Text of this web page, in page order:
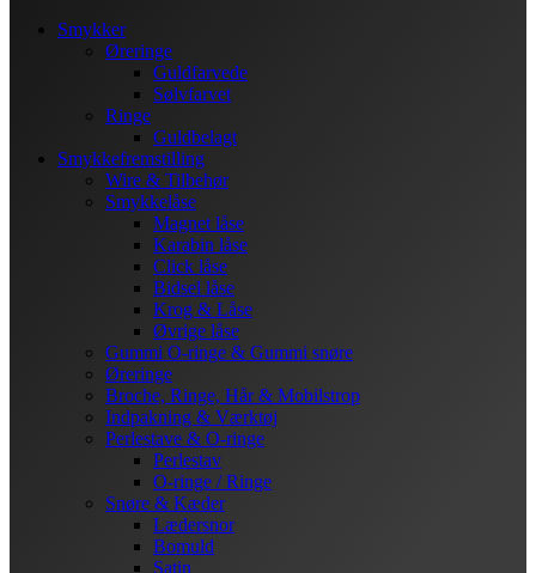
Smykker
Øreringe
Guldfarvede
Sølvfarvet
Ringe
Guldbelagt
Smykkefremstilling
Wire & Tilbehør
Smykkelåse
Magnet låse
Karabin låse
Click låse
Bidsel låse
Krog & Låse
Øvrige låse
Gummi O-ringe & Gummi snøre
Øreringe
Broche, Ringe, Hår & Mobilstrop
Indpakning & Værktøj
Perlestave & O-ringe
Perlestav
O-ringe / Ringe
Snøre & Kæder
Lædersnor
Bomuld
Satin